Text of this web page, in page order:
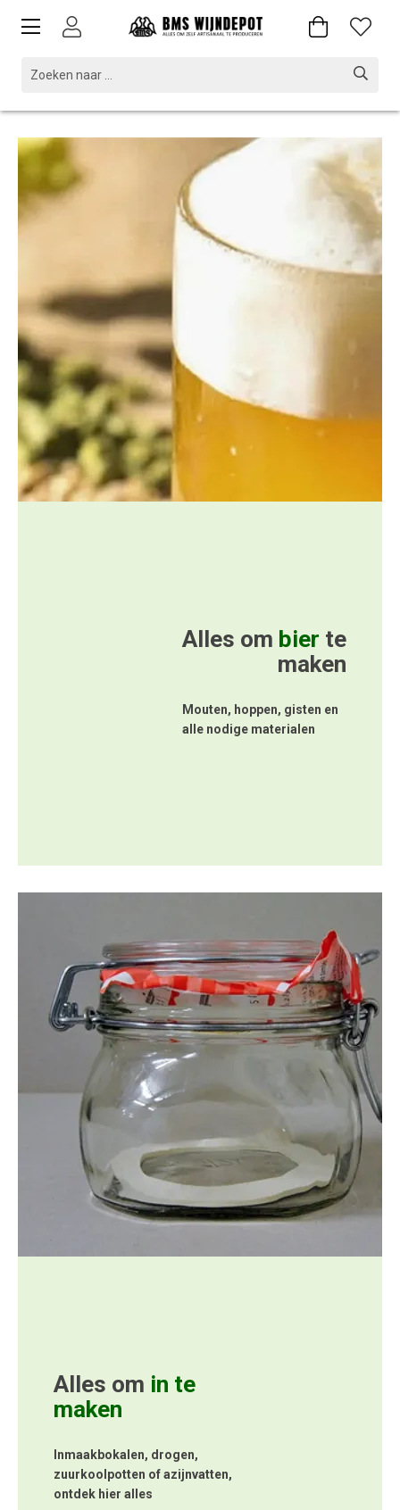
Mouten, hoppen, gisten en
alle nodige materialen
Alles om bier te
maken
Inmaakbokalen, drogen,
zuurkoolpotten of azijnvatten,
ontdek hier alles
Alles om in te
maken